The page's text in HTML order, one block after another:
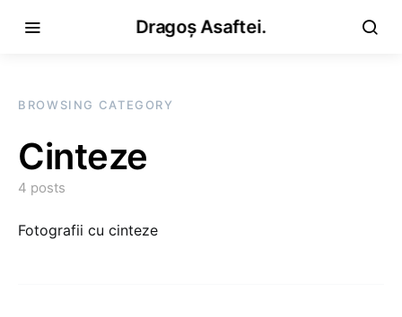
Dragoș Asaftei.
BROWSING CATEGORY
Cinteze
4 posts
Fotografii cu cinteze